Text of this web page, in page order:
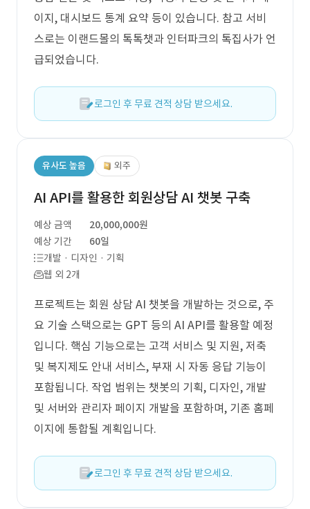
이지, 대시보드 통계 요약 등이 있습니다. 참고 서비
스로는 이랜드몰의 톡톡챗과 인터파크의 톡집사가 언
급되었습니다.
로그인 후 무료 견적 상담 받으세요.
유사도 높음 외주
AI API를 활용한 회원상담 AI 챗봇 구축
예상 금액
20,000,000원
예상 기간
60일
개발 · 디자인 · 기획
웹 외 2개
프로젝트는 회원 상담 AI 챗봇을 개발하는 것으로, 주
요 기술 스택으로는 GPT 등의 AI API를 활용할 예정
입니다. 핵심 기능으로는 고객 서비스 및 지원, 저축
및 복지제도 안내 서비스, 부재 시 자동 응답 기능이
포함됩니다. 작업 범위는 챗봇의 기획, 디자인, 개발
및 서버와 관리자 페이지 개발을 포함하며, 기존 홈페
이지에 통합될 계획입니다.
로그인 후 무료 견적 상담 받으세요.